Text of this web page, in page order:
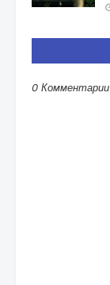
0 Комментарии